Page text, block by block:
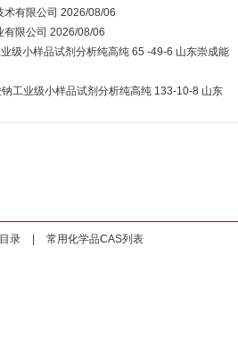
有限公司 2026/08/06
有限公司 2026/08/06
级小样品试剂分析纯高纯 65 -49-6 山东崇成能
工业级小样品试剂分析纯高纯 133-10-8 山东
录
常用化学品CAS列表